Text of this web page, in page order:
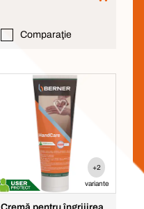
Comparaţie
+2
variante
Cremă pentru îngrijirea